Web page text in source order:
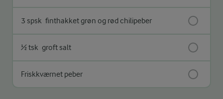
3 spsk finthakket grøn og rød chilipeber
½ tsk groft salt
Friskkværnet peber